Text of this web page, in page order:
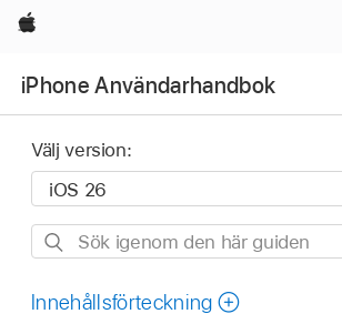
Apple
iPhone Användarhandbok
Välj version:
Sök
den
Innehållsförteckning